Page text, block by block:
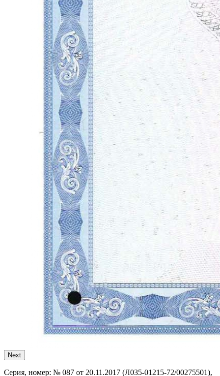
Next
Серия, номер: № 087 от 20.11.2017 (Л035-01215-72/00275501),